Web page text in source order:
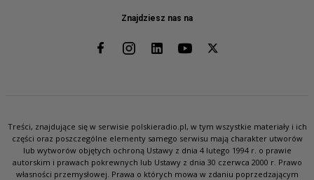
Znajdziesz nas na
Treści, znajdujące się w serwisie polskieradio.pl, w tym wszystkie materiały i ich
części oraz poszczególne elementy samego serwisu mają charakter utworów
lub wytworów objętych ochroną Ustawy z dnia 4 lutego 1994 r. o prawie
autorskim i prawach pokrewnych lub Ustawy z dnia 30 czerwca 2000 r. Prawo
własności przemysłowej. Prawa o których mowa w zdaniu poprzedzającym